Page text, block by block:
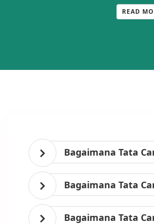
READ
Bagaimana Tata
Bagaimana Tata
Bagaimana Tata